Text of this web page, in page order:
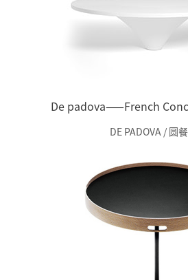
De padova——French
DE PADOVA / 圆